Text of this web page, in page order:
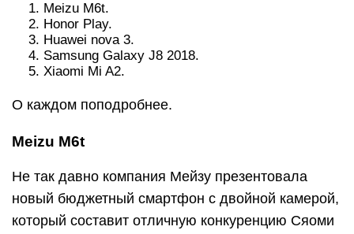
Meizu M6t.
Honor Play.
Huawei nova 3.
Samsung Galaxy J8 2018.
Xiaomi Mi A2.
О каждом поподробнее.
Meizu M6t
Не так давно компания Мейзу презентовала
новый бюджетный смартфон с двойной камерой,
который составит отличную конкуренцию Сяоми